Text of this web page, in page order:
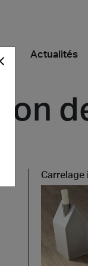
Garden
Actualités